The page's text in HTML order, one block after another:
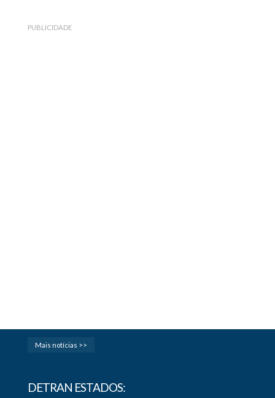
PUBLICIDADE
Mais notícias >>
DETRAN ESTADOS: